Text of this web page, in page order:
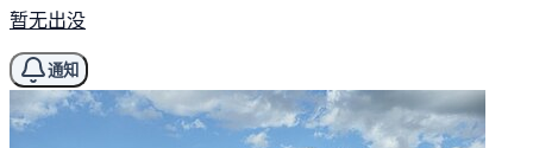
暂无出没
通知